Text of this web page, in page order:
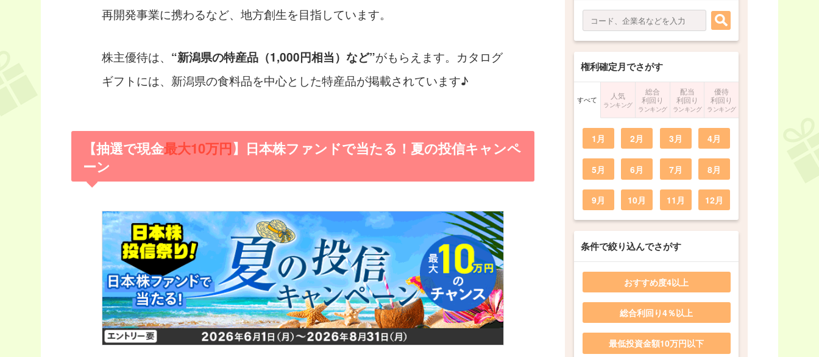
再開発事業に携わるなど、地方創生を目指しています。
株主優待は、 “新潟県の特産品（1,000円相当）など”がもらえます。カタログ
ギフトには、新潟県の食料品を中心とした特産品が掲載されています♪
【抽選で現金最大10万円】日本株ファンドで当たる！夏の投信キャンペ
ーン
権利確定月でさがす
すべて 人気
ランキング
総合
利回り
ランキング
配当
利回り
ランキング
優待
利回り
ランキング
1月 2月 3月 4月
5月 6月 7月 8月
9月 10月 11月 12月
条件で絞り込んでさがす
おすすめ度4以上
総合利回り4％以上
最低投資金額10万円以下